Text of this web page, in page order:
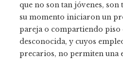
que no son tan jóvenes,
su momento iniciaron un
pareja o compartiendo piso
desconocida, y cuyos
precarios, no permiten una